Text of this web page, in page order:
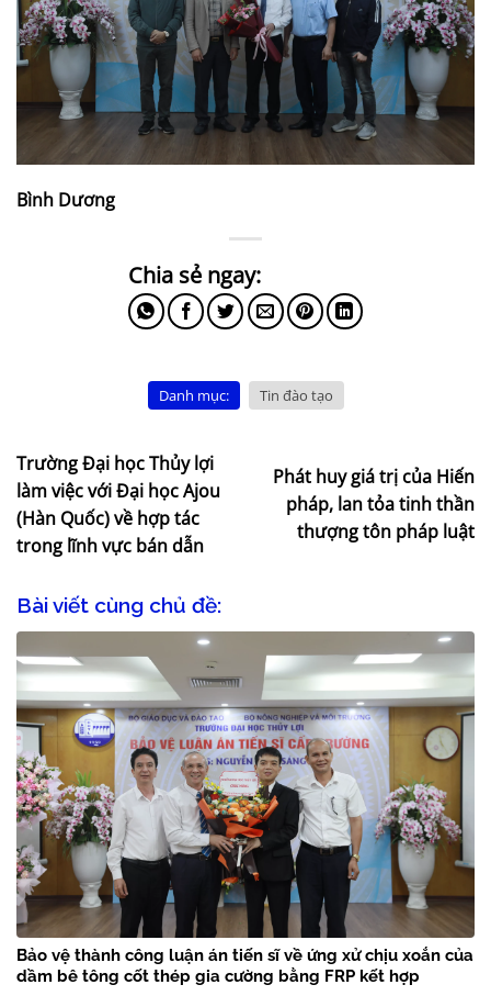
Bình Dương
Danh mục: Tin đào tạo
Trường Đại học Thủy lợi
làm việc với Đại học Ajou
(Hàn Quốc) về hợp tác
trong lĩnh vực bán dẫn
Phát huy giá trị của Hiến
pháp, lan tỏa tinh thần
thượng tôn pháp luật
Bài viết cùng chủ đề:
Bảo vệ thành công luận án tiến sĩ về ứng xử chịu xoắn của
dầm bê tông cốt thép gia cường bằng FRP kết hợp